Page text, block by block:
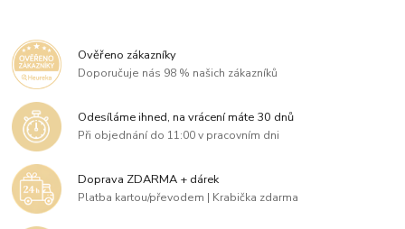
Ověřeno zákazníky
Doporučuje nás 98 % našich zákazníků
Odesíláme ihned, na vrácení máte 30 dnů
Při objednání do 11:00 v pracovním dni
Doprava ZDARMA + dárek
Platba kartou/převodem | Krabička zdarma